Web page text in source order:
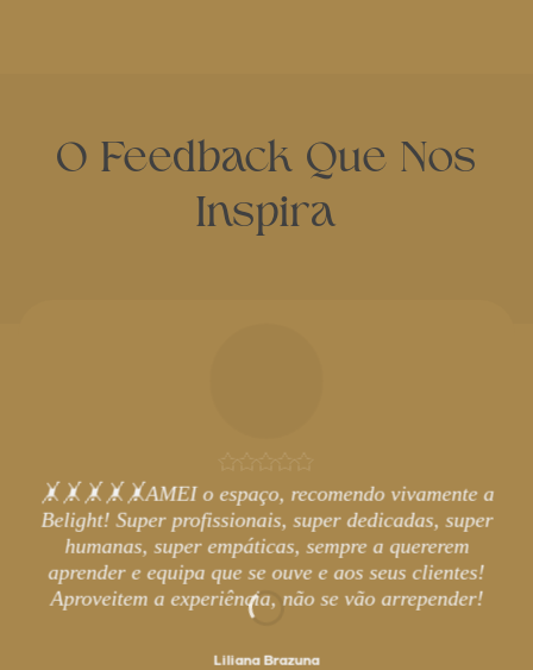
O Feedback Que Nos
Inspira
🤸🤸🤸🤸🤸AMEI o espaço, recomendo vivamente a
Belight! Super profissionais, super dedicadas, super
humanas, super empáticas, sempre a quererem
aprender e equipa que se ouve e aos seus clientes!
Aproveitem a experiência, não se vão arrepender!
Liliana Brazuna